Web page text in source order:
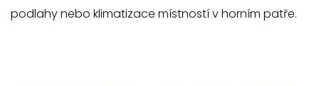
podlahy nebo klimatizace místností v horním patře.